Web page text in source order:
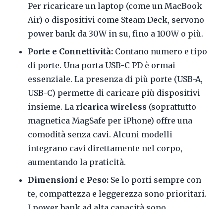
Per ricaricare un laptop (come un MacBook
Air) o dispositivi come Steam Deck, servono
power bank da 30W in su, fino a 100W o più.
Porte e Connettività: Contano numero e tipo
di porte. Una porta USB-C PD è ormai
essenziale. La presenza di più porte (USB-A,
USB-C) permette di caricare più dispositivi
insieme. La ricarica wireless (soprattutto
magnetica MagSafe per iPhone) offre una
comodità senza cavi. Alcuni modelli
integrano cavi direttamente nel corpo,
aumentando la praticità.
Dimensioni e Peso: Se lo porti sempre con
te, compattezza e leggerezza sono prioritari.